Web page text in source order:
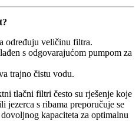
određuju veličinu filtra.
s odgovarajućom pumpom za
trajno čistu vodu.
tlačni filtri često su rješenje koje
jezerca s ribama preporučuje se
kapaciteta za optimalnu